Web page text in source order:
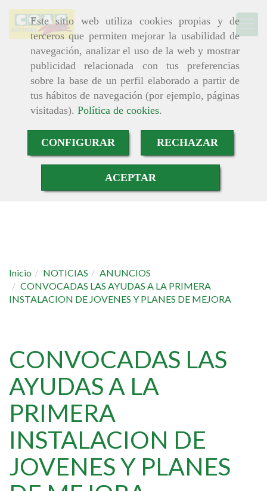
Este sitio web utiliza cookies propias y de
terceros que permiten mejorar la usabilidad de
navegación, analizar el uso de la web y mostrar
publicidad relacionada con tus preferencias
sobre la base de un perfil elaborado a partir de
tus hábitos de navegación (por ejemplo, páginas
visitadas). Política de cookies.
CONFIGURAR RECHAZAR
ACEPTAR
Inicio NOTICIAS
ANUNCIOS
CONVOCADAS LAS AYUDAS A LA PRIMERA
INSTALACION DE JOVENES Y PLANES DE MEJORA
CONVOCADAS LAS
AYUDAS A LA
PRIMERA
INSTALACION DE
JOVENES Y PLANES